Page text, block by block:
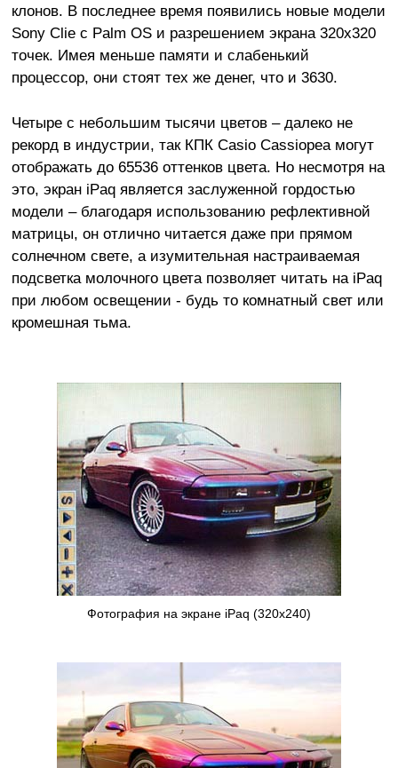
клонов. В последнее время появились новые модели
Sony Clie с Palm OS и разрешением экрана 320x320
точек. Имея меньше памяти и слабенький
процессор, они стоят тех же денег, что и 3630.
Четыре с небольшим тысячи цветов – далеко не
рекорд в индустрии, так КПК Casio Cassiopea могут
отображать до 65536 оттенков цвета. Но несмотря на
это, экран iPaq является заслуженной гордостью
модели – благодаря использованию рефлективной
матрицы, он отлично читается даже при прямом
солнечном свете, а изумительная настраиваемая
подсветка молочного цвета позволяет читать на iPaq
при любом освещении - будь то комнатный свет или
кромешная тьма.
Фотография на экране iPaq (320x240)